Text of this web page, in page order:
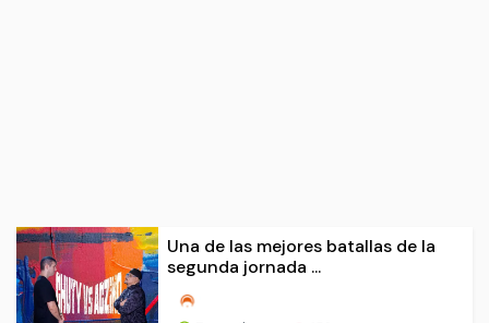
Una de las mejores batallas de la
segunda jornada ...